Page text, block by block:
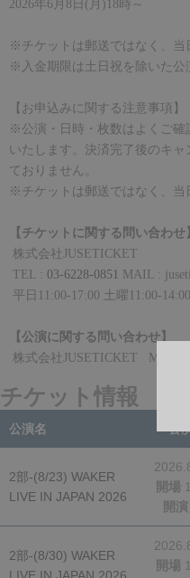
2026年6 月8 日 ( 月 )18 時～
※チケットは郵送ではなく、当
※入金期限は土日祝を除いた公
【お申込みに関する注意事項】
※公演・日時・枚数はよくご確
いたします。決済完了後のキ
ておりません。
※ チケットは郵送ではなく、当
【チケットに関する問い合わせ
株式会社JUSETICKET
TEL : 03-6228-0851
MAIL :
平日
11:00-17:00 土曜 11:00-14:00
【公演に関する問い合わせ】
株式会社JUSETICKET MAIL :
チケット情報
公演名 公
2部-(8/23) WAKER
LIVE IN JAPAN 2026
開場
開演
2部-(8/30) WAKER
開場